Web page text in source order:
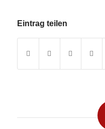
Eintrag teilen